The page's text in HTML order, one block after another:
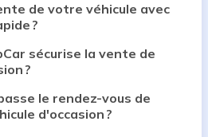
de votre véhicule avec
?
sécurise la vente de
?
le rendez-vous de
d'occasion ?